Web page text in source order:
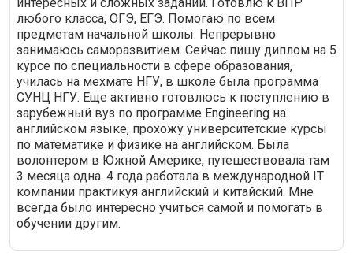
любого класса, ОГЭ, ЕГЭ. Помогаю по всем
предметам начальной школы. Непрерывно
занимаюсь саморазвитием. Сейчас пишу диплом на 5
курсе по специальности в сфере образования,
училась на мехмате НГУ, в школе была программа
СУНЦ НГУ. Еще активно готовлюсь к поступлению в
зарубежный вуз по программе Engineering на
английском языке, прохожу университетские курсы
по математике и физике на английском. Была
волонтером в Южной Америке, путешествовала там
3 месяца одна. 4 года работала в международной IT
компании практикуя английский и китайский. Мне
всегда было интересно учиться самой и помогать в
обучении другим.